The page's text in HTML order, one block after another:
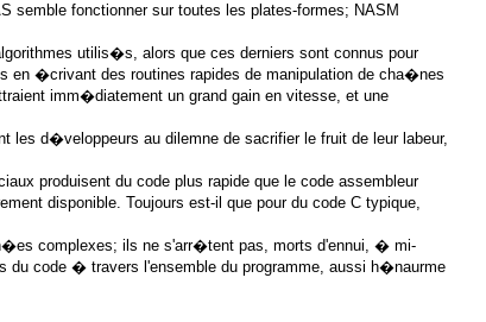
fonctionner sur toutes les plates-formes; NASM
utilis�s, alors que ces derniers sont connus pour
�crivant des routines rapides de manipulation de cha�nes
imm�diatement un grand gain en vitesse, et une
d�veloppeurs au dilemne de sacrifier le fruit de leur labeur,
produisent du code plus rapide que le code assembleur
disponible. Toujours est-il que pour du code C typique,
complexes; ils ne s'arr�tent pas, morts d'ennui, � mi-
du code � travers l'ensemble du programme, aussi h�naurme